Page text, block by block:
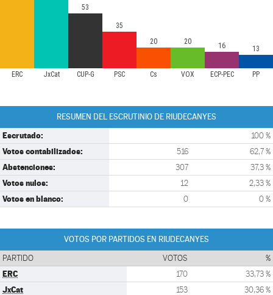
ERC JxCat CUP-G PSC Cs VOX ECP-PEC PP
53
35
20
20 16 13
RESUMEN DEL ESCRUTINIO DE RIUDECANYES
Escrutado: 100 %
Votos contabilizados: 516 62,7 %
Abstenciones: 307 37,3 %
Votos nulos: 12 2,33 %
Votos en blanco: 0 0 %
VOTOS POR PARTIDOS EN RIUDECANYES
PARTIDO VOTOS %
ERC 170 33,73 %
JxCat 153 30,36 %